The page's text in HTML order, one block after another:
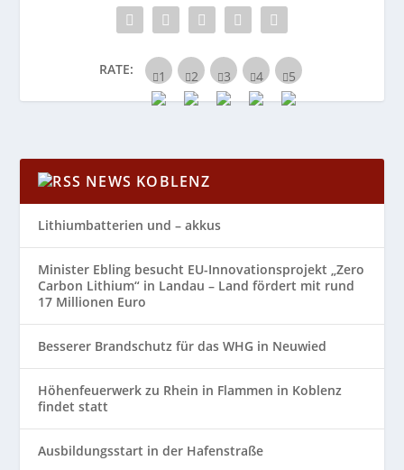
RATE:
NEWS KOBLENZ
Lithiumbatterien und – akkus
Minister Ebling besucht EU-Innovationsprojekt „Zero
Carbon Lithium“ in Landau – Land fördert mit rund
17 Millionen Euro
Besserer Brandschutz für das WHG in Neuwied
Höhenfeuerwerk zu Rhein in Flammen in Koblenz
findet statt
Ausbildungsstart in der Hafenstraße